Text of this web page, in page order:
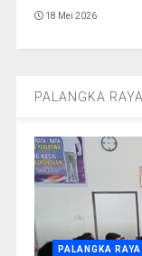
18 Mei 2026
PALANGKA RAYA
PALANGKA RAYA